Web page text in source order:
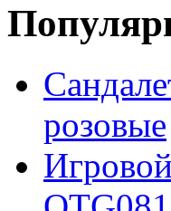
розовые